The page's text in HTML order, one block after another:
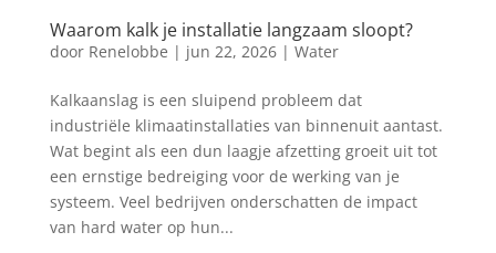
Waarom kalk je installatie langzaam sloopt?
door Renelobbe | jun 22, 2026| Water
Kalkaanslag is een sluipend probleem dat
industriële klimaatinstallaties van binnenuit aantast.
Wat begint als een dun laagje afzetting groeit uit tot
een ernstige bedreiging voor de werking van je
systeem. Veel bedrijven onderschatten de impact
van hard water op hun...